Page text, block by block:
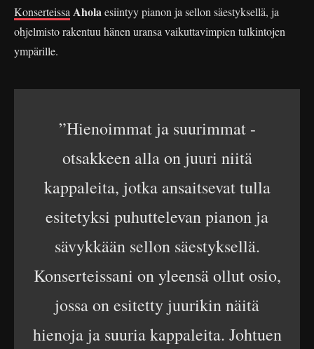
Konserteissa Ahola esiintyy pianon ja sellon säestyksellä, ja
ohjelmisto rakentuu hänen uransa vaikuttavimpien tulkintojen
ympärille.
”Hienoimmat ja suurimmat -
otsakkeen alla on juuri niitä
kappaleita, jotka ansaitsevat tulla
esitetyksi puhuttelevan pianon ja
sävykkään sellon säestyksellä.
Konserteissani on yleensä ollut osio,
jossa on esitetty juurikin näitä
hienoja ja suuria kappaleita. Johtuen